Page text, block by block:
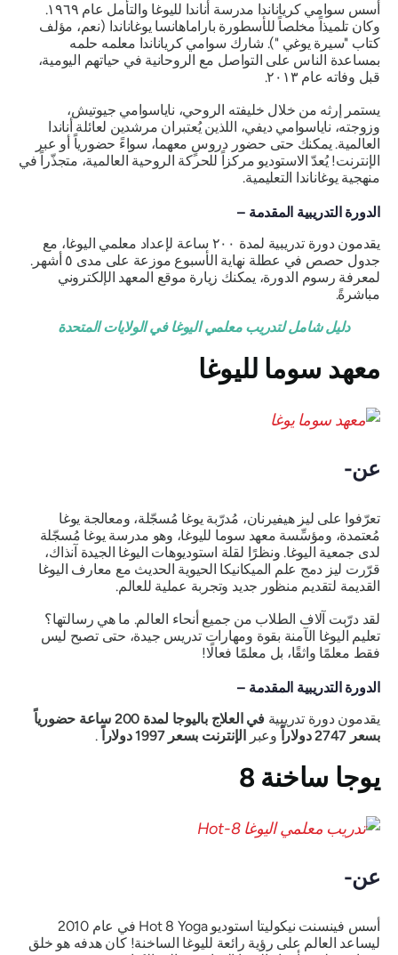
أسس سوامي كرياناندا مدرسة أناندا لليوغا والتأمل عام ١٩٦٩.
وكان تلميذاً مخلصاً للأسطورة باراماهانسا يوغاناندا (نعم،مؤلف
كتاب "سيرة يوغي"). شارك سوامي كرياناندا معلمه حلمه
بمساعدة الناس على التواصل مع الروحانية في حياتهم اليومية،
قبل وفاته عام ٢٠١٣.
يستمر إرثه من خلال خليفته الروحي، ناياسوامي جيوتيش،
وزوجته، ناياسوامي ديفي، اللذين يُعتبران مرشدين لعائلة أناندا
العالمية. يمكنك حتى حضور دروسٍ معهما، سواءً حضورياً أو عبر
الإنترنت! يُعدّ الاستوديو مركزاً للحركة الروحية العالمية، متجذّراً في
منهجية يوغاناندا التعليمية.
الدورة التدريبية المقدمة –
يقدمون دورة تدريبية لمدة ٢٠٠ ساعة لإعداد معلمي اليوغا، مع
جدول حصص في عطلة نهاية الأسبوع موزعة على مدى ٥ أشهر.
لمعرفة رسوم الدورة، يمكنك زيارة موقع المعهد الإلكتروني
مباشرةً.
دليل شامل لتدريب معلمي اليوغا في الولايات المتحدة
معهد سوما لليوغا
عن-
تعرّفوا على ليز هيفيرنان، مُدرّبة يوغا مُسجّلة، ومعالجة يوغا
مُعتمدة، ومؤسِّسة معهد سوما لليوغا، وهو مدرسة يوغا مُسجّلة
لدى جمعية اليوغا. ونظرًا لقلة استوديوهات اليوغا الجيدة آنذاك،
قرّرت ليز دمج علم الميكانيكا الحيوية الحديث مع معارف اليوغا
القديمة لتقديم منظور جديد وتجربة عملية للعالم.
لقد درّبت آلاف الطلاب من جميع أنحاء العالم. ما هي رسالتها؟
تعليم اليوغا الآمنة بقوة ومهارات تدريس جيدة، حتى تصبح ليس
فقط معلمًا واثقًا، بل معلمًا فعالًا!
الدورة التدريبية المقدمة –
يقدمون دورة تدريبيةفي العلاج باليوجا لمدة 200 ساعة
حضورياً
بسعر 2747 دولاراً
وعبرالإنترنت بسعر 1997 دولاراً .
يوجا ساخنة 8
عن-
أسس فينسنت نيكوليتا استوديو Hot 8 Yoga في عام 2010
ليساعد العالم على رؤيةرائعةلليوغا الساخنة! كان هدفه هو خلق